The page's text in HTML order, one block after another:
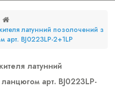
латунний позолочений з
арт. BJ0223LP-2+1LP
латунний
арт. BJ0223LP-